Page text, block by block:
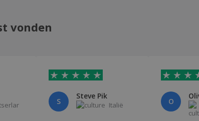
vonden
S
Steve Pik
Italië O